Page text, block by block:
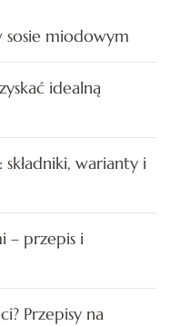
sosie miodowym
idealną
warianty i
– przepis i
Przepisy na